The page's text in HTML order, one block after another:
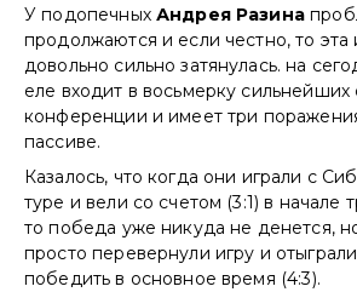
У подопечных Андрея Разина
продолжаются и если честно, то эта
довольно сильно затянулась. на
еле входит в восьмерку сильнейших
конференции и имеет три
пассиве.
Казалось, что когда они играли с
туре и вели со счетом (3:1) в начале
то победа уже никуда не денется,
просто перевернули игру и
победить в основное время (4:3).